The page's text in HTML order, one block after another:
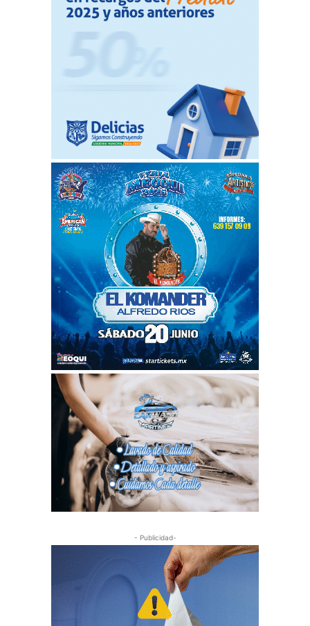
- Publicidad-